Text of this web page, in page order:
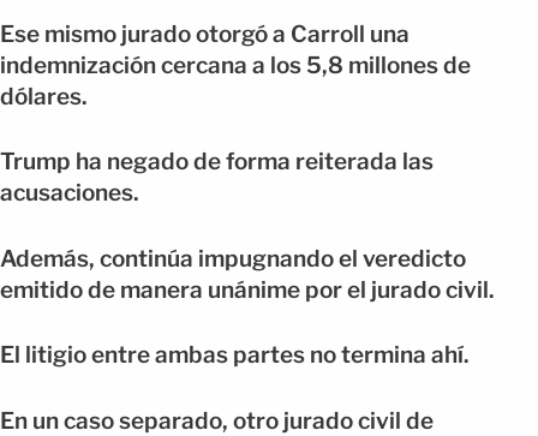
Ese mismo jurado otorgó a Carroll una
indemnización cercana a los 5,8 millones de
dólares.
Trump ha negado de forma reiterada las
acusaciones.
Además, continúa impugnando el veredicto
emitido de manera unánime por el jurado civil.
El litigio entre ambas partes no termina ahí.
En un caso separado, otro jurado civil de